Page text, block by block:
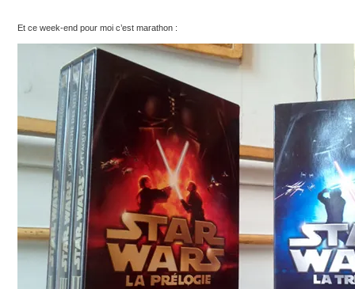
Et ce week-end pour moi c’est marathon :